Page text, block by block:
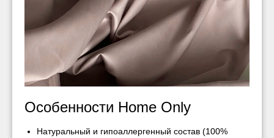
Особенности Home Only
Натуральный и гипоаллергенный состав (100%